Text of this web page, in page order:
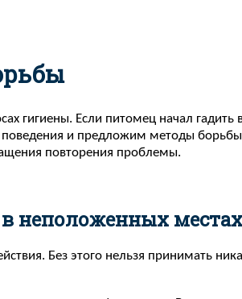
гигиены. Если питомец начал гадить
и предложим методы
повторения проблемы.
неположенных местах
Без этого нельзя принимать